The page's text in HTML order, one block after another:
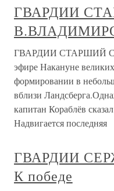
ГВАРДИИ
ГВАРДИИ СТАРШИЙ
эфире Накануне
формировании в
вблизи
капитан Кораблёв
Надвигается последняя
ГВАРДИИ
К победе